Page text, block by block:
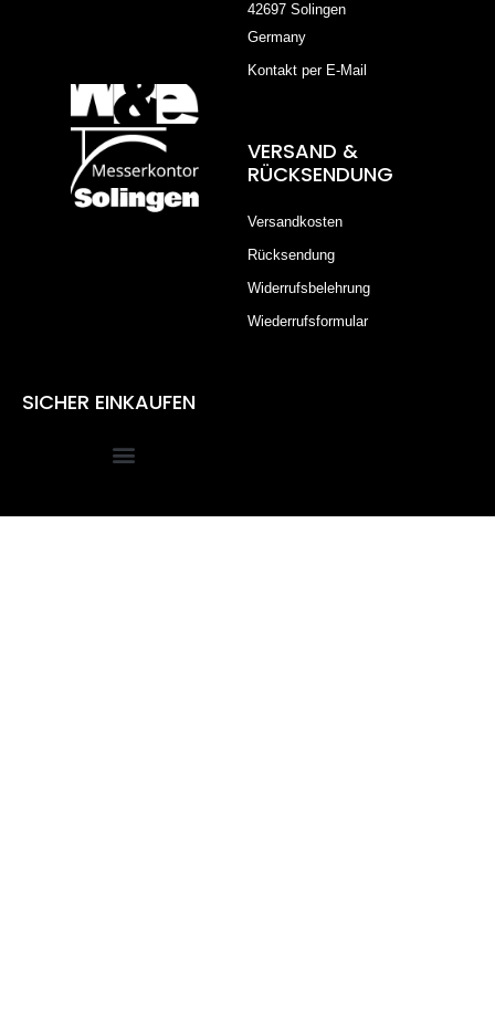
42697 Solingen
Germany
Kontakt per E-Mail
VERSAND &
RÜCKSENDUNG
Versandkosten
Rücksendung
Widerrufsbelehrung
Wiederrufsformular
SICHER EINKAUFEN